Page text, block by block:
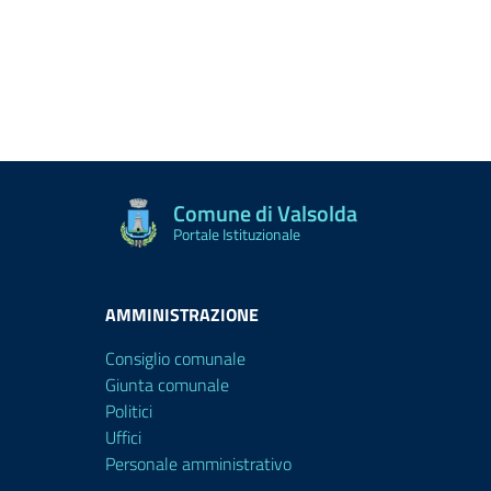
Comune di Valsolda
Portale Istituzionale
AMMINISTRAZIONE
Consiglio comunale
Giunta comunale
Politici
Uffici
Personale amministrativo